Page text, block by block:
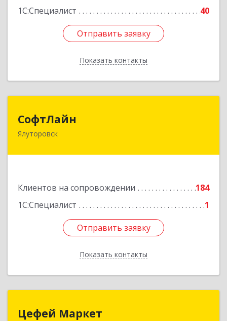
1С:Специалист
40
Отправить заявку
Показать контакты
Отправить заявку
Назад
СофтЛайн
Ялуторовск
Клиентов на сопровождении
184
1С:Специалист
1
Отправить заявку
Показать контакты
627010, Тюменская обл, Ялуторовский р-н,
Отправить заявку
Назад
Цефей Маркет